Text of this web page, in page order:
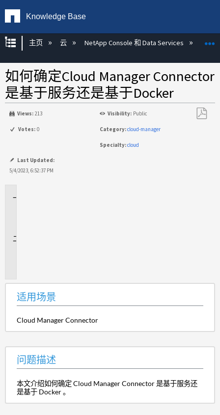
Knowledge Base
扩展/隐缩全局层次
主页 云 NetApp Console 和 Data Services
如何确定Cloud Manager Connector
是基于服务还是基于Docker
Views: 213 Visibility: Public
Votes: 0 Category:cloud-manager
Specialty:cloud
Last Updated:
5/4/2023, 6:52:37 PM
适用场景
Cloud Manager Connector
问题描述
本文介绍如何确定 Cloud Manager Connector 是基于服务还
是基于 Docker 。